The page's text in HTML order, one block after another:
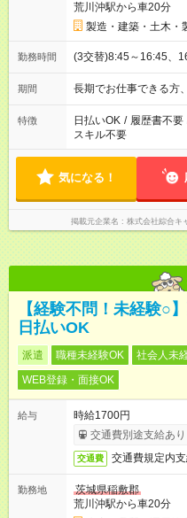
荒川沖駅から車20分
製造・建築・土木・
勤務時間 (3交替)8:45～16:45、
期間 長期でお仕事できる方
特徴 日払いOK / 履歴書不要
スキル不要
気になる！
掲載元企業名 株式会社綜合キ
【経験不問！未経験○
日払いOK
派遣 職種未経験OK 社会人未
WEB登録・面接OK
給与
時給1700円
交通費別途支給あり
交通費 交通費規定内
勤務地
茨城県稲敷郡
荒川沖駅から車20分